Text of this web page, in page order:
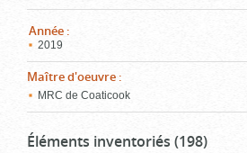
Année :
2019
Maître d'oeuvre :
MRC de Coaticook
Éléments inventoriés (198)